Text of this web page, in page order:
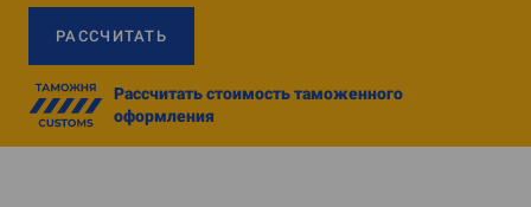
РАССЧИТАТЬ
Рассчитать стоимость таможенного
оформления